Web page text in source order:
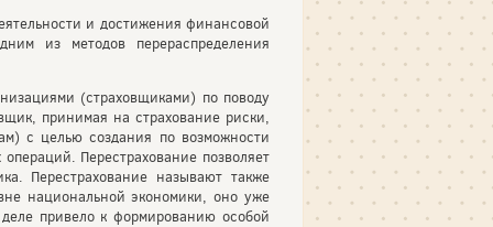
и достижения финансовой
из методов перераспределения
(страховщиками) по поводу
принимая на страхование риски,
с целью создания по возможности
Перестрахование позволяет
Перестрахование называют также
национальной экономики, оно уже
привело к формированию особой